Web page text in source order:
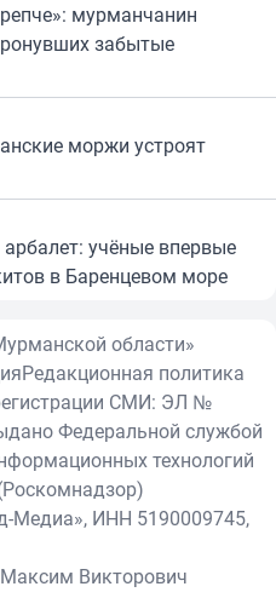
мурманчанин
забытые
моржи устроят
учёные впервые
в Баренцевом море
области»
Редакционная политика
СМИ: ЭЛ №
Федеральной службой
технологий
Медиа», ИНН 5190009745,
Викторович